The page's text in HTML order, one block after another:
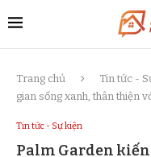
Trang chủ Tin tức -
gian sống xanh, thân thiện
Tin tức - Sự kiện
Palm Garden